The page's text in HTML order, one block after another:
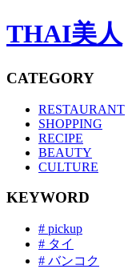
THAI美人
CATEGORY
RESTAURANT
SHOPPING
RECIPE
BEAUTY
CULTURE
KEYWORD
# pickup
# タイ
# バンコク